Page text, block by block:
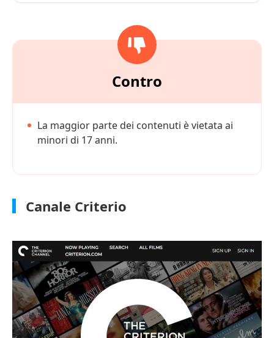
Contro
La maggior parte dei contenuti è vietata ai
minori di 17 anni.
Canale Criterio